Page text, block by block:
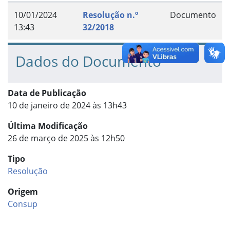
10/01/2024
13:43
Resolução n.º
32/2018
Documento
Dados do Documento
Data de Publicação
10 de janeiro de 2024 às 13h43
Última Modificação
26 de março de 2025 às 12h50
Tipo
Resolução
Origem
Consup